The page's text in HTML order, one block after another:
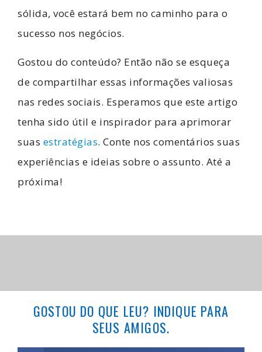
sólida, você estará bem no caminho para o
sucesso nos negócios.
Gostou do conteúdo? Então não se esqueça
de compartilhar essas informações valiosas
nas redes sociais. Esperamos que este artigo
tenha sido útil e inspirador para aprimorar
suas estratégias. Conte nos comentários suas
experiências e ideias sobre o assunto. Até a
próxima!
GOSTOU DO QUE LEU? INDIQUE PARA
SEUS AMIGOS.